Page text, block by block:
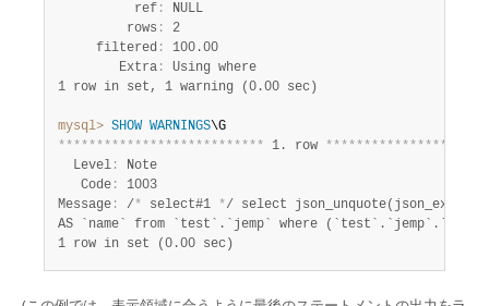
          ref
:
NULL
         rows
:
2
     filtered
:
100.00
        Extra
:
1 row in set, 1 warning (0.00 sec)
mysql> SHOW WARNINGS
*************************** 1. row ****************
  Level
:
Note
   Code
:
1003
Message : /* select#1 */ select
1 row in set (0.00 sec)